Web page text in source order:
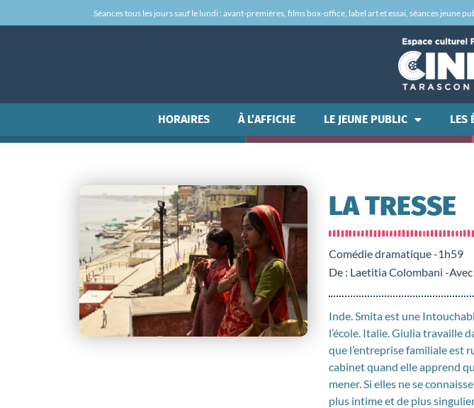
Séances tous les jours sauf le lundi : avant-premières, films box-office, label art et essai, séances jeune
HORAIRES À L’AFFICHE LE JEUNE PUBLIC LES
LA TRESSE
Comédie dramatique -1h59
De : Laetitia Colombani -
Inde. Smita est une
l’école. Italie. Giulia travaille
que l’entreprise familiale est
cabinet quand elle apprend
mener. Si elles ne se
plus intime et de plus